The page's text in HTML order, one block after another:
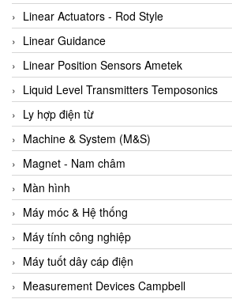
Axiomtek
AZBIL
B&C Electronics
B&R
Babcok wilcox
Baelz Automatic Vietnam
Bahr Modultechnik Vietnam
Balluff
BamBo Vietnam
Barel Vietnam
Barksdale
Bartec
Linear Actuators - Rod Style
Linear Guidance
Linear Position Sensors Ametek
Liquid Level Transmitters Temposonics
Ly hợp điện từ
Machine & System (M&S)
Magnet - Nam châm
Màn hình
Máy móc & Hệ thống
Máy tính công nghiệp
Máy tuốt dây cáp điện
Measurement Devices Campbell